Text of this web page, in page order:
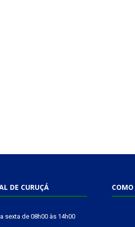
DE CURUÇÁ
sexta de 08h00 às 14h00
COMO